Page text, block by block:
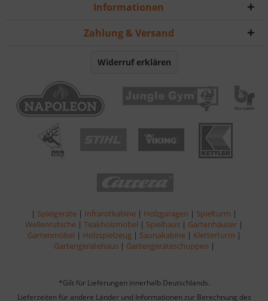
Informationen
Zahlung & Versand
Widerruf erklären
| Spielgeräte | Infrarotkabine | Holzgaragen | Spielturm |
Wellenrutsche | Teakholzmöbel | Spielhaus | Gartenhäuser |
Gartenmöbel | Holzspielzeug | Saunakabine | Kletterturm |
Gartengerätehaus | Gartengeräteschuppen |
*Gilt für Lieferungen innerhalb Deutschlands.
Lieferzeiten für andere Länder und Informationen zur Berechnung des